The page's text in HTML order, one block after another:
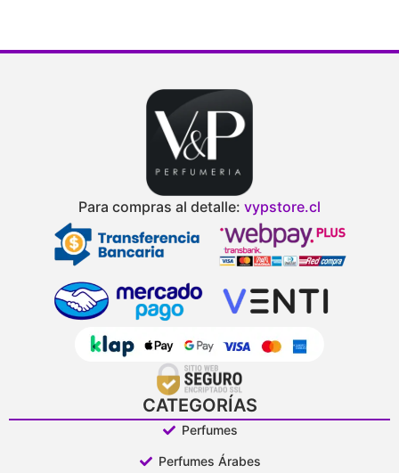
Para compras al detalle: vypstore.cl
CATEGORÍAS
Perfumes
Perfumes Árabes